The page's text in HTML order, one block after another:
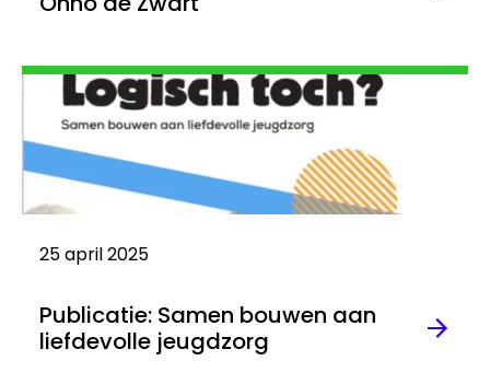
meer
25 april 2025
Publicatie: Samen bouwen aan
liefdevolle jeugdzorg